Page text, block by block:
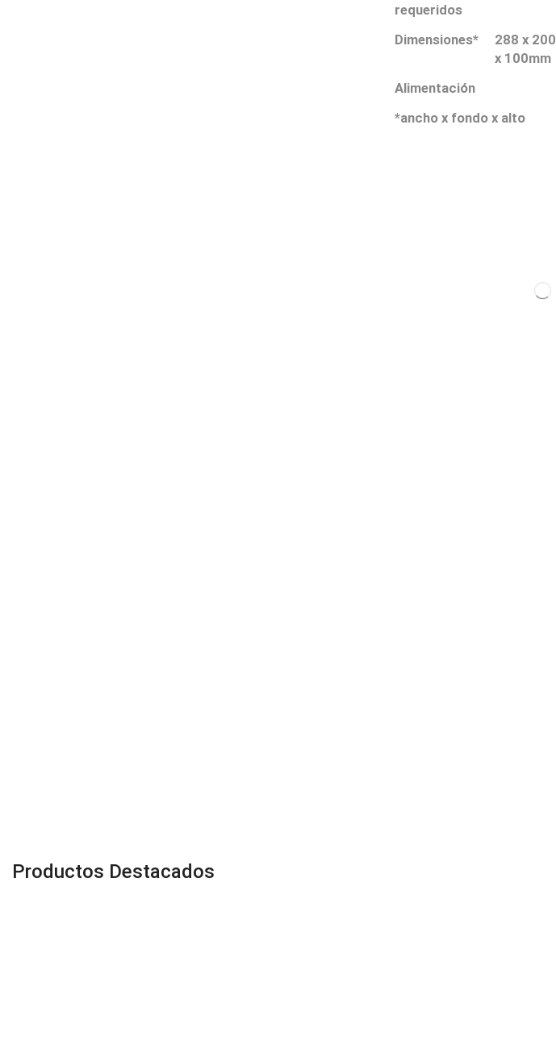
requeridos
Dimensiones*
288 x 200
x 100mm
Alimentación
*ancho x fondo x alto
Productos Destacados